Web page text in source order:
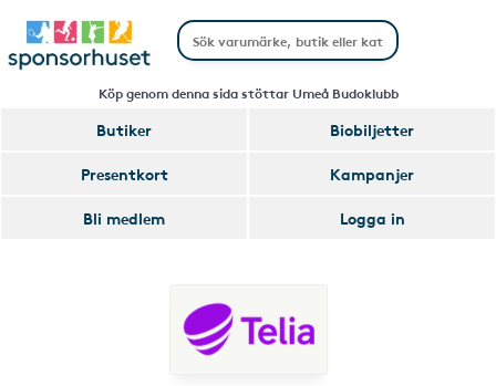
Köp genom denna sida stöttar Umeå Budoklubb
Butiker
Biobiljetter
Presentkort
Kampanjer
Bli medlem
Logga in